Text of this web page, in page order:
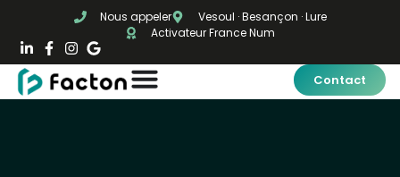
Nous appeler
Vesoul · Besançon · Lure
Activateur France Num
Contact